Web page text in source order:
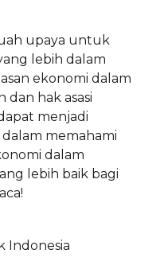
upaya untuk
lebih dalam
ekonomi dalam
hak asasi
menjadi
memahami
dalam
lebih baik bagi
Indonesia